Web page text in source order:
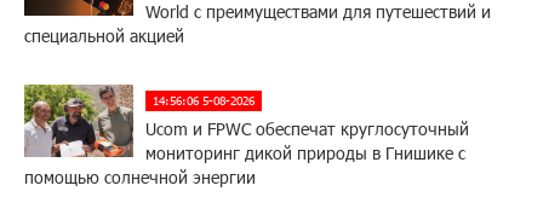
World с преимуществами для путешествий и
специальной акцией
14:56:06 5-08-2026
Ucom и FPWC обеспечат круглосуточный
мониторинг дикой природы в Гнишике с
помощью солнечной энергии